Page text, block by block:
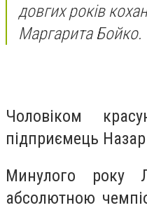
довгих років
Маргарита Бойко.
Чоловіком
підприємець Назар
Минулого року
абсолютною